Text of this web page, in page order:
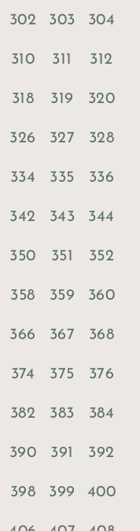
302 303 304
310 311 312
318 319 320
326 327 328
334 335 336
342 343 344
350 351 352
358 359 360
366 367 368
374 375 376
382 383 384
390 391 392
398 399 400